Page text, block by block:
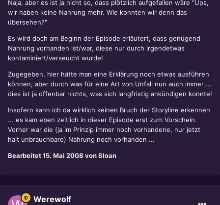
Naja, aber es ist ja nicht so, dass plötzlich aufgefallen wäre "Ups,
wir haben keine Nahrung mehr. WIe konnten wir denn das
übersehen?"
Es wird doch am Beginn der Episode erläutert, dass genügend
Nahrung vorhanden ist/war, diese nur durch irgendetwas
kontaminiert/verseucht wurde!
Zugegeben, hier hätte man eine Erklärung noch etwas ausführen
können, aber durch was für eine Art von Unfall nun auch immer ...
dies ist ja offenbar nichts, was sich langfristig ankündigen konnte!
Insofern kann ich da wirklich keinen Bruch der Storyline erkennen
... es kam eben zeitlich in dieser Episode erst zum Vorschein.
Vorher war die (ja im Prinzip immer noch vorhandene, nur jetzt
halt unbrauchbare) Nahrung noch vorhanden ...
Bearbeitet15. Mai 2008 von Sloan
Werewolf